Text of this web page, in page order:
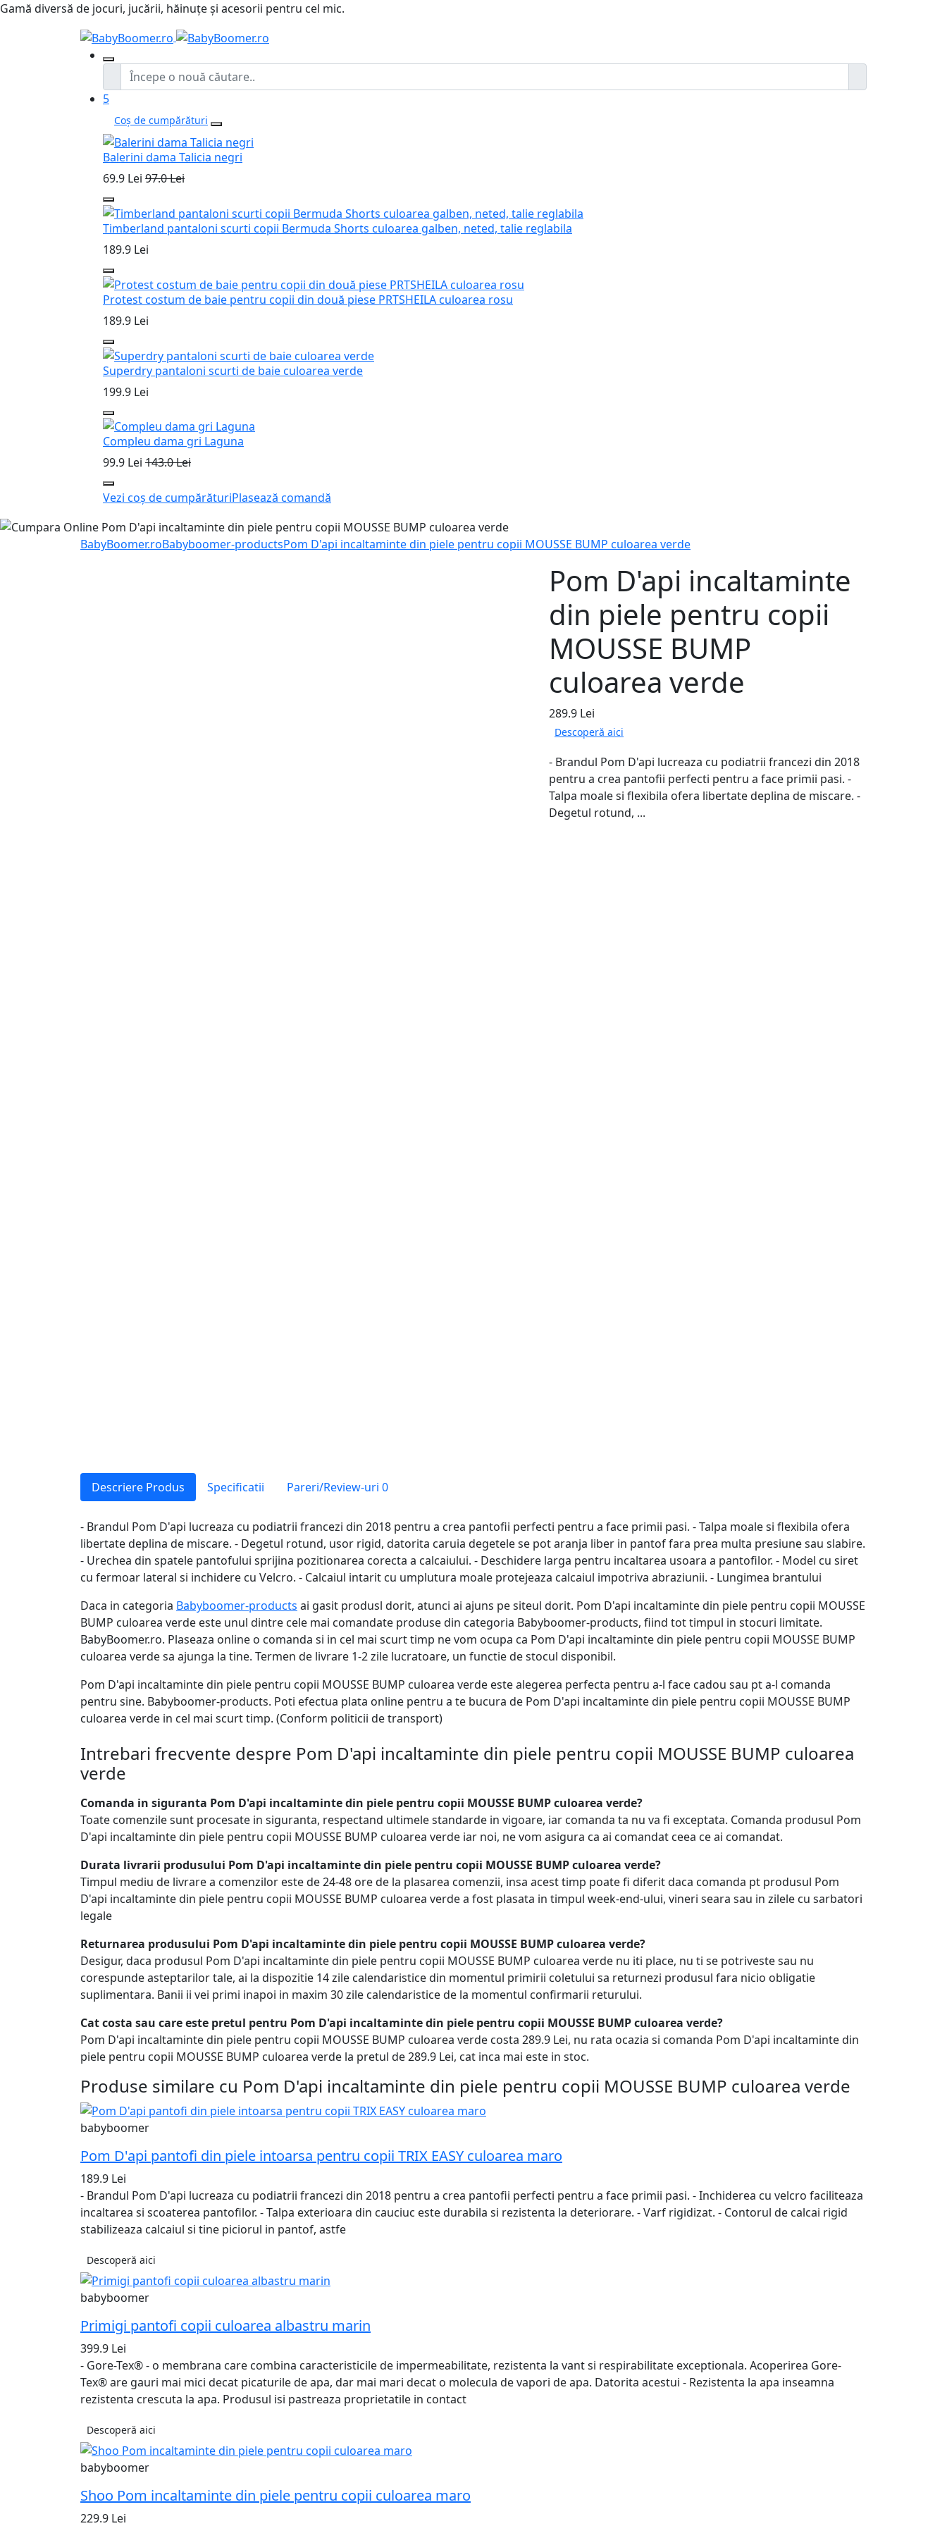
Gamă diversă de jocuri, jucării, hăinuțe și acesorii pentru cel mic.
5
Coș de cumpărături
Balerini dama Talicia negri
69.9 Lei 97.0 Lei
Timberland pantaloni scurti copii Bermuda Shorts culoarea galben, neted, talie reglabila
189.9 Lei
Protest costum de baie pentru copii din două piese PRTSHEILA culoarea rosu
189.9 Lei
Superdry pantaloni scurti de baie culoarea verde
199.9 Lei
Compleu dama gri Laguna
99.9 Lei 143.0 Lei
Vezi coș de cumpărăturiPlasează comandă
BabyBoomer.roBabyboomer-productsPom D'api incaltaminte din piele pentru copii MOUSSE BUMP culoarea verde
Pom D'api incaltaminte
din piele pentru copii
MOUSSE BUMP
culoarea verde
289.9 Lei
Descoperă aici
- Brandul Pom D'api lucreaza cu podiatrii francezi din 2018
pentru a crea pantofii perfecti pentru a face primii pasi. -
Talpa moale si flexibila ofera libertate deplina de miscare. -
Degetul rotund, ...
Descriere Produs Specificatii Pareri/Review-uri 0
- Brandul Pom D'api lucreaza cu podiatrii francezi din 2018 pentru a crea pantofii perfecti pentru a face primii pasi. - Talpa moale si flexibila ofera
libertate deplina de miscare. - Degetul rotund, usor rigid, datorita caruia degetele se pot aranja liber in pantof fara prea multa presiune sau slabire.
- Urechea din spatele pantofului sprijina pozitionarea corecta a calcaiului. - Deschidere larga pentru incaltarea usoara a pantofilor. - Model cu siret
cu fermoar lateral si inchidere cu Velcro. - Calcaiul intarit cu umplutura moale protejeaza calcaiul impotriva abraziunii. - Lungimea brantului
Daca in categoria Babyboomer-products ai gasit produsl dorit, atunci ai ajuns pe siteul dorit. Pom D'api incaltaminte din piele pentru copii MOUSSE
BUMP culoarea verde este unul dintre cele mai comandate produse din categoria Babyboomer-products, fiind tot timpul in stocuri limitate.
BabyBoomer.ro. Plaseaza online o comanda si in cel mai scurt timp ne vom ocupa ca Pom D'api incaltaminte din piele pentru copii MOUSSE BUMP
culoarea verde sa ajunga la tine. Termen de livrare 1-2 zile lucratoare, un functie de stocul disponibil.
Pom D'api incaltaminte din piele pentru copii MOUSSE BUMP culoarea verde este alegerea perfecta pentru a-l face cadou sau pt a-l comanda
pentru sine. Babyboomer-products. Poti efectua plata online pentru a te bucura de Pom D'api incaltaminte din piele pentru copii MOUSSE BUMP
culoarea verde in cel mai scurt timp. (Conform politicii de transport)
Intrebari frecvente despre Pom D'api incaltaminte din piele pentru copii MOUSSE BUMP culoarea
verde
Comanda in siguranta Pom D'api incaltaminte din piele pentru copii MOUSSE BUMP culoarea verde?
Toate comenzile sunt procesate in siguranta, respectand ultimele standarde in vigoare, iar comanda ta nu va fi exceptata. Comanda produsul Pom
D'api incaltaminte din piele pentru copii MOUSSE BUMP culoarea verde iar noi, ne vom asigura ca ai comandat ceea ce ai comandat.
Durata livrarii produsului Pom D'api incaltaminte din piele pentru copii MOUSSE BUMP culoarea verde?
Timpul mediu de livrare a comenzilor este de 24-48 ore de la plasarea comenzii, insa acest timp poate fi diferit daca comanda pt produsul Pom
D'api incaltaminte din piele pentru copii MOUSSE BUMP culoarea verde a fost plasata in timpul week-end-ului, vineri seara sau in zilele cu sarbatori
legale
Returnarea produsului Pom D'api incaltaminte din piele pentru copii MOUSSE BUMP culoarea verde?
Desigur, daca produsul Pom D'api incaltaminte din piele pentru copii MOUSSE BUMP culoarea verde nu iti place, nu ti se potriveste sau nu
corespunde asteptarilor tale, ai la dispozitie 14 zile calendaristice din momentul primirii coletului sa returnezi produsul fara nicio obligatie
suplimentara. Banii ii vei primi inapoi in maxim 30 zile calendaristice de la momentul confirmarii returului.
Cat costa sau care este pretul pentru Pom D'api incaltaminte din piele pentru copii MOUSSE BUMP culoarea verde?
Pom D'api incaltaminte din piele pentru copii MOUSSE BUMP culoarea verde costa 289.9 Lei, nu rata ocazia si comanda Pom D'api incaltaminte din
piele pentru copii MOUSSE BUMP culoarea verde la pretul de 289.9 Lei, cat inca mai este in stoc.
Produse similare cu Pom D'api incaltaminte din piele pentru copii MOUSSE BUMP culoarea verde
babyboomer
Pom D'api pantofi din piele intoarsa pentru copii TRIX EASY culoarea maro
189.9 Lei
- Brandul Pom D'api lucreaza cu podiatrii francezi din 2018 pentru a crea pantofii perfecti pentru a face primii pasi. - Inchiderea cu velcro faciliteaza
incaltarea si scoaterea pantofilor. - Talpa exterioara din cauciuc este durabila si rezistenta la deteriorare. - Varf rigidizat. - Contorul de calcai rigid
stabilizeaza calcaiul si tine piciorul in pantof, astfe
Descoperă aici
babyboomer
Primigi pantofi copii culoarea albastru marin
399.9 Lei
- Gore-Tex® - o membrana care combina caracteristicile de impermeabilitate, rezistenta la vant si respirabilitate exceptionala. Acoperirea Gore-
Tex® are gauri mai mici decat picaturile de apa, dar mai mari decat o molecula de vapori de apa. Datorita acestui - Rezistenta la apa inseamna
rezistenta crescuta la apa. Produsul isi pastreaza proprietatile in contact
Descoperă aici
babyboomer
Shoo Pom incaltaminte din piele pentru copii culoarea maro
229.9 Lei